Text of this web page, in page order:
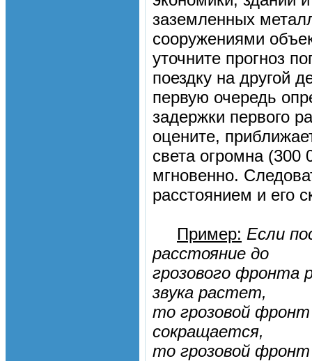
заземленных
сооружениями
уточните прогноз
поездку на другой
первую очередь
задержки первого
оцените,
света огромна
мгновенно.
расстоянием и его
Пример: Если
расстояние до
грозового фронта
звука растет,
то грозовой фронт
сокращается,
то грозовой